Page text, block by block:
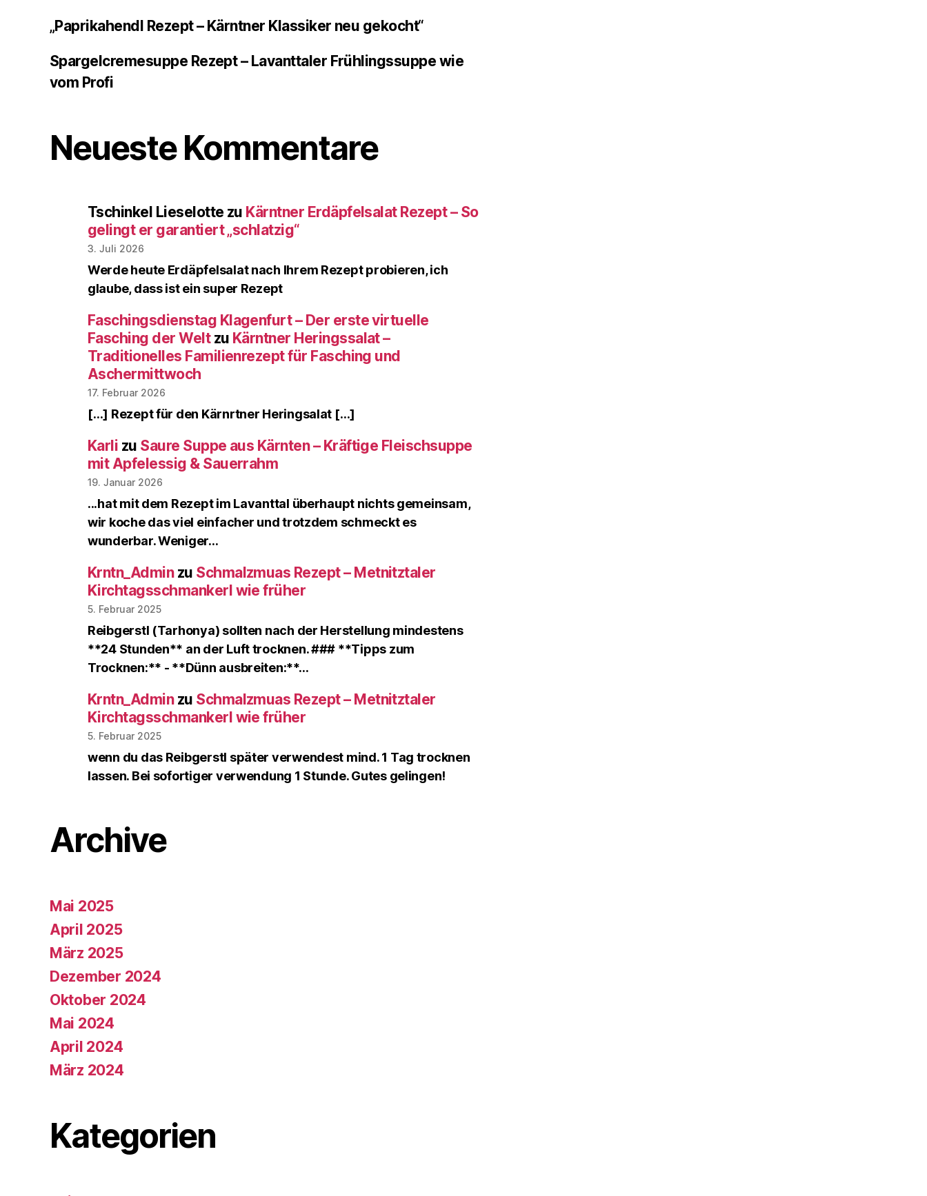
„Paprikahendl Rezept – Kärntner Klassiker neu gekocht“
Spargelcremesuppe Rezept – Lavanttaler Frühlingssuppe wie
vom Profi
Neueste Kommentare
Tschinkel Lieselotte zu Kärntner Erdäpfelsalat Rezept – So
gelingt er garantiert „schlatzig“
3. Juli 2026
Werde heute Erdäpfelsalat nach Ihrem Rezept probieren, ich
glaube, dass ist ein super Rezept
Faschingsdienstag Klagenfurt – Der erste virtuelle
Fasching der Weltzu Kärntner Heringssalat –
Traditionelles Familienrezept für Fasching und
Aschermittwoch
17. Februar 2026
[…] Rezept für den Kärnrtner Heringsalat […]
Karli zu Saure Suppe aus Kärnten – Kräftige Fleischsuppe
mit Apfelessig & Sauerrahm
19. Januar 2026
...hat mit dem Rezept im Lavanttal überhaupt nichts gemeinsam,
wir koche das viel einfacher und trotzdem schmeckt es
wunderbar. Weniger…
Krntn_Adminzu Schmalzmuas Rezept – Metnitztaler
Kirchtagsschmankerl wie früher
5. Februar 2025
Reibgerstl (Tarhonya) sollten nach der Herstellung mindestens
**24 Stunden** an der Luft trocknen. ### **Tipps zum
Trocknen:** - **Dünn ausbreiten:**…
Krntn_Adminzu Schmalzmuas Rezept – Metnitztaler
Kirchtagsschmankerl wie früher
5. Februar 2025
wenn du das Reibgerstl später verwendest mind. 1 Tag trocknen
lassen. Bei sofortiger verwendung 1 Stunde. Gutes gelingen!
Archive
Mai 2025
April 2025
März 2025
Dezember 2024
Oktober 2024
Mai 2024
April 2024
März 2024
Kategorien